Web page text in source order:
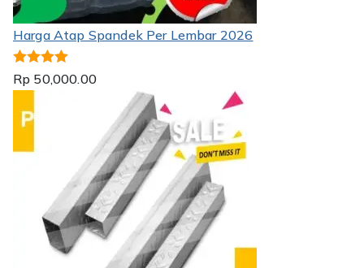
Harga Atap Spandek Per Lembar 2026
Dinilai 5.00
Rp 50,000.00